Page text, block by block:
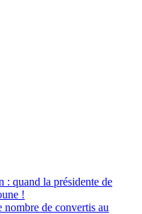
: quand la présidente de
!
de convertis au